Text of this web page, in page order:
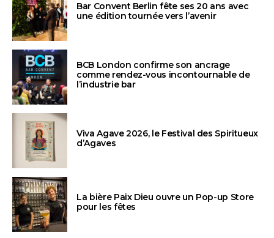
Bar Convent Berlin fête ses 20 ans avec
une édition tournée vers l’avenir
BCB London confirme son ancrage
comme rendez-vous incontournable de
l’industrie bar
Viva Agave 2026, le Festival des Spiritueux
d’Agaves
La bière Paix Dieu ouvre un Pop-up Store
pour les fêtes